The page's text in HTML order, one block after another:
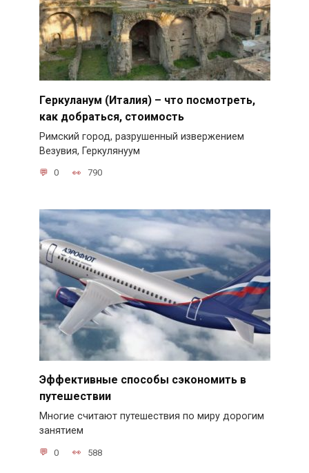
Геркуланум (Италия) – что посмотреть,
как добраться, стоимость
Римский город, разрушенный извержением
Везувия, Геркулянуум
0 790
Эффективные способы сэкономить в
путешествии
Многие считают путешествия по миру дорогим
занятием
0 588